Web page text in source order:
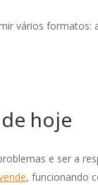
vários formatos:
hoje
e ser a
, funcionando